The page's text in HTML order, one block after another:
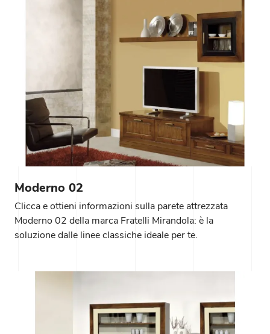
Moderno 02
Clicca e ottieni informazioni sulla parete attrezzata
Moderno 02 della marca Fratelli Mirandola: è la
soluzione dalle linee classiche ideale per te.